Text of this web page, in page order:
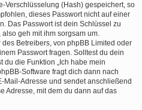
Verschlüsselung (Hash) gespeichert, so
dieses Passwort nicht auf einer
Das Passwort ist dein Schlüssel zu
geh mit ihm sorgsam um.
Betreibers, von phpBB Limited oder
Passwort fragen. Solltest du dein
du die Funktion „Ich habe mein
Software fragt dich dann nach
Adresse und sendet anschließend
Adresse, mit dem du dann auf das